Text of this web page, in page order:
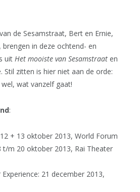
de Sesamstraat, Bert en Ernie,
in deze ochtend- en
uit Het mooiste van Sesamstraat en
Stil zitten is hier niet aan de orde:
wat vanzelf gaat!
:
13 oktober 2013, World Forum
t/m 20 oktober 2013, Rai Theater
21 december 2013,